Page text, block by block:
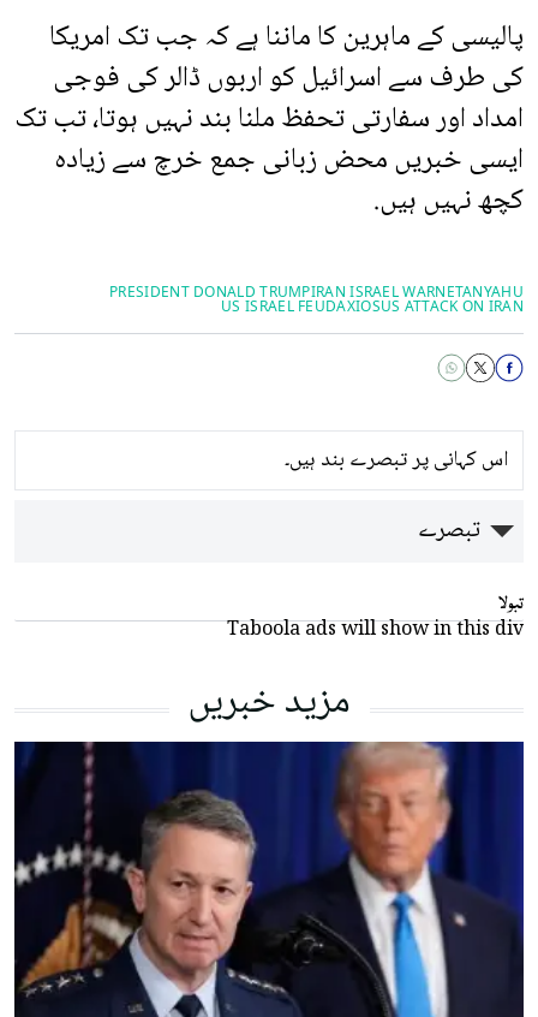
پالیسی کے ماہرین کا ماننا ہے کہ جب تک امریکا
کی طرف سے اسرائیل کو اربوں ڈالر کی فوجی
امداد اور سفارتی تحفظ ملنا بند نہیں ہوتا، تب تک
ایسی خبریں محض زبانی جمع خرچ سے زیادہ
کچھ نہیں ہیں.
NETANYAHU
IRAN ISRAEL WAR
PRESIDENT DONALD TRUMP
US ATTACK ON IRAN
AXIOS
US ISRAEL FEUD
اس کہانی پر تبصرے بند ہیں۔
تبصرے
تبولا
Taboola ads will show in this div
مزید خبریں